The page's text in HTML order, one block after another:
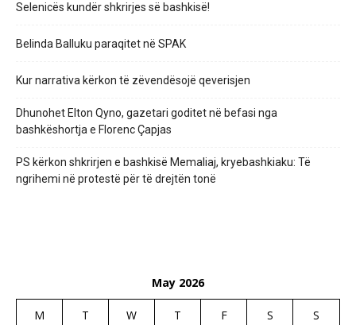
Selenicës kundër shkrirjes së bashkisë!
Belinda Balluku paraqitet në SPAK
Kur narrativa kërkon të zëvendësojë qeverisjen
Dhunohet Elton Qyno, gazetari goditet në befasi nga
bashkëshortja e Florenc Çapjas
PS kërkon shkrirjen e bashkisë Memaliaj, kryebashkiaku: Të
ngrihemi në protestë për të drejtën tonë
May 2026
M T W T F S
S